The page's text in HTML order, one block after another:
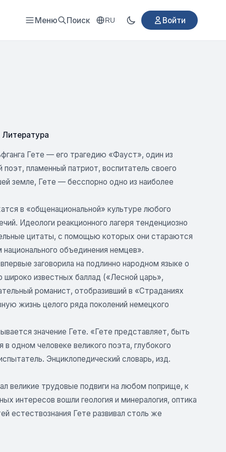
Меню Поиск RU Войти
Гете — его трагедию «Фауст», один из
пламенный патриот, воспитатель своего
земле, Гете — бесспорно одно из наиболее
в «общенациональной» культуре любого
Идеологи реакционного лагеря тенденциозно
цитаты, с помощью которых они стараются
объединения немцев».
заговорила на подлинно народном языке о
известных баллад («Лесной царь»,
романист, отобразивший в «Страданиях
жизнь целого ряда поколений немецкого
значение Гете. «Гете представляет, быть
одном человеке великого поэта, глубокого
Энциклопедический словарь, изд.
великие трудовые подвиги на любом поприще, к
интересов вошли геология и минералогия, оптика
естествознания Гете развивал столь же